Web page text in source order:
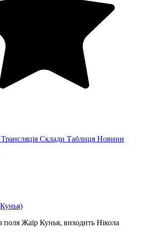
Трансляція Склади Таблиця Новини
поля Жаїр Кунья, виходить Нікола